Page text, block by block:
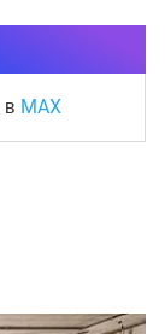
в MAX